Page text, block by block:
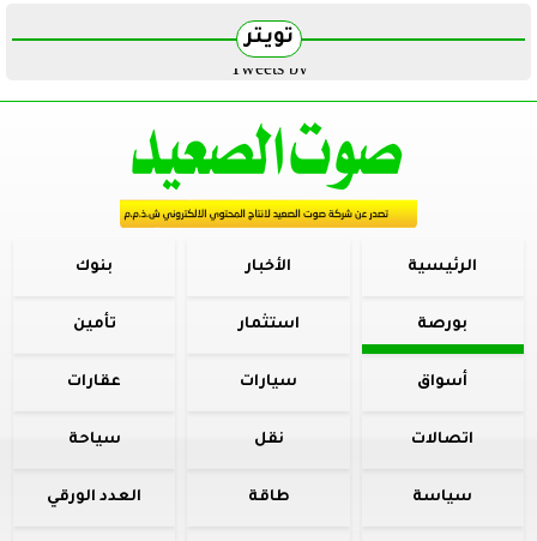
تويتر
Tweets by
الرئيسية الأخبار بنوك
بورصة استثمار تأمين
أسواق سيارات عقارات
اتصالات نقل سياحة
سياسة طاقة العدد الورقي